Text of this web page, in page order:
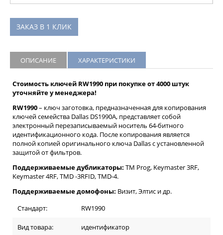
ЗАКАЗ В 1 КЛИК
ОПИСАНИЕ ХАРАКТЕРИСТИКИ
Стоимость ключей RW1990 при покупке от 4000 штук
уточняйте у менеджера!
RW1990– ключ заготовка, предназначенная для копирования
ключей семейства Dallas DS1990A, представляет собой
электронный перезаписываемый носитель 64-битного
идентификационного кода. После копирования является
полной копией оригинального ключа Dallas с установленной
защитой от фильтров.
Поддерживаемые дубликаторы: TM Prog, Keymaster 3RF,
Keymaster 4RF, TMD -3RFID, TMD-4.
Поддерживаемые домофоны: Визит, Элтис и др.
Стандарт:
RW1990
Вид товара: идентификатор